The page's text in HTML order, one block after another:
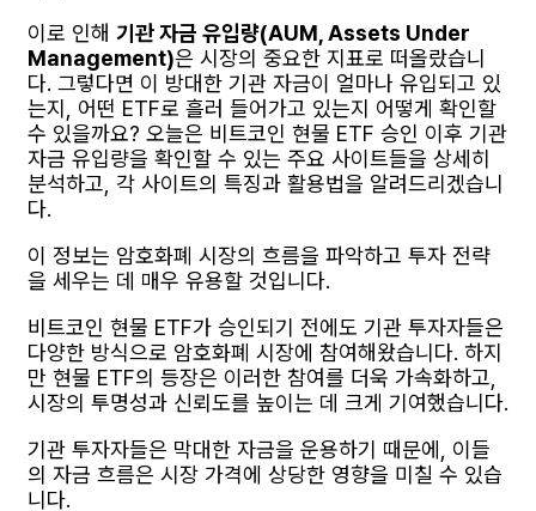
이로 인해 기관 자금 유입량(AUM, Assets Under
Management)은 시장의 중요한 지표로 떠올랐습니
다. 그렇다면 이 방대한 기관 자금이 얼마나 유입되고 있
는지, 어떤 ETF로 흘러 들어가고 있는지 어떻게 확인할
수 있을까요? 오늘은 비트코인 현물 ETF 승인 이후 기관
자금 유입량을 확인할 수 있는 주요 사이트들을 상세히
분석하고, 각 사이트의 특징과 활용법을 알려드리겠습니
다.
이 정보는 암호화폐 시장의 흐름을 파악하고 투자 전략
을 세우는 데 매우 유용할 것입니다.
비트코인 현물 ETF가 승인되기 전에도 기관 투자자들은
다양한 방식으로 암호화폐 시장에 참여해왔습니다. 하지
만 현물 ETF의 등장은 이러한 참여를 더욱 가속화하고,
시장의 투명성과 신뢰도를 높이는 데 크게 기여했습니다.
기관 투자자들은 막대한 자금을 운용하기 때문에, 이들
의 자금 흐름은 시장 가격에 상당한 영향을 미칠 수 있습
니다.